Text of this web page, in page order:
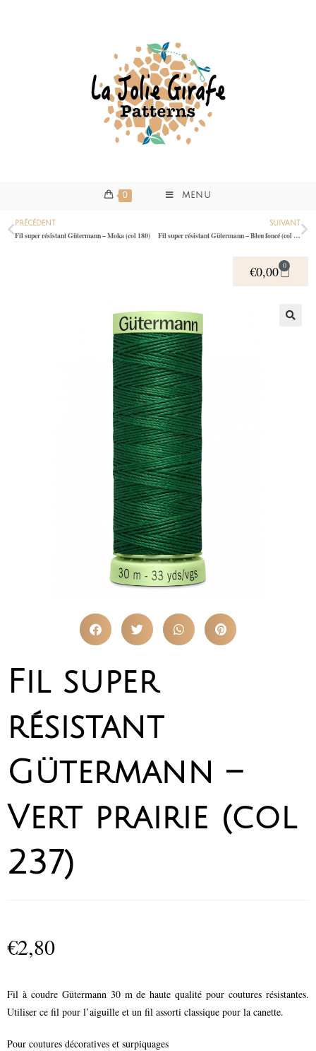
0 MENU
PRÉCÉDENT
Fil super résistant Gütermann – Moka (col 180)
SUIVANT
Fil super résistant Gütermann – Bleu foncé (col 339)
€0,00 0
Fil super
résistant
Gütermann –
Vert prairie (col
237)
€2,80
Fil à coudre Gütermann 30 m de haute qualité pour coutures résistantes.
Utiliser ce fil pour l’aiguille et un fil assorti classique pour la canette.
Pour coutures décoratives et surpiquages